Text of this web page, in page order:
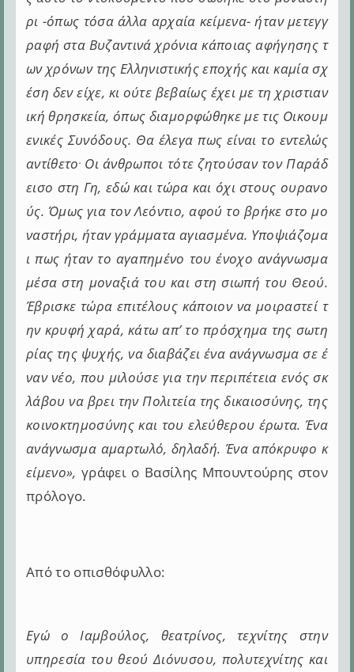
ρι -όπως τόσα άλλα αρχαία κείμενα- ήταν μετεγγ
ραφή στα Βυζαντινά χρόνια κάποιας αφήγησης τ
ων χρόνων της Ελληνιστικής εποχής και καμία σχ
έση δεν είχε, κι ούτε βεβαίως έχει με τη χριστιαν
ική θρησκεία, όπως διαμορφώθηκε με τις Οικουμ
ενικές Συνόδους. Θα έλεγα πως είναι το εντελώς
αντίθετο. Οι άνθρωποι τότε ζητούσαν τον Παράδ
εισο στη Γη, εδώ και τώρα και όχι στους ουρανο
ύς. Όμως για τον Λεόντιο, αφού το βρήκε στο μο
ναστήρι, ήταν γράμματα αγιασμένα. Υποψιάζομα
ι πως ήταν το αγαπημένο του ένοχο ανάγνωσμα
μέσα στη μοναξιά του και στη σιωπή του Θεού.
Έβρισκε τώρα επιτέλους κάποιον να μοιραστεί τ
ην κρυφή χαρά, κάτω απ’ το πρόσχημα της σωτη
ρίας της ψυχής, να διαβάζει ένα ανάγνωσμα σε έ
ναν νέο, που μιλούσε για την περιπέτεια ενός σκ
λάβου να βρει την Πολιτεία της δικαιοσύνης, της
κοινοκτημοσύνης και του ελεύθερου έρωτα. Ένα
ανάγνωσμα αμαρτωλό, δηλαδή. Ένα απόκρυφο κ
είμενο»,γράφει ο Βασίλης Μπουντούρης στον
πρόλογο.
Από το οπισθόφυλλο:
Εγώ ο Ιαμβούλος, θεατρίνος, τεχνίτης στην
υπηρεσία του θεού Διόνυσου, πολυτεχνίτης και